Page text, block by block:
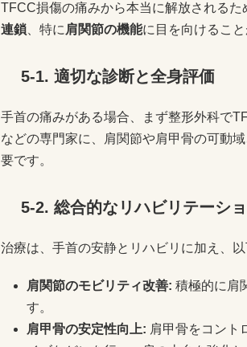
TFCC損傷の痛みから本当に解放されるた
連鎖、特に肩関節の機能に目を向けること
5-1. 適切な診断と全身評価
手首の痛みがある場合、まず整形外科で
などの専門家に、肩関節や肩甲骨の可動
要です。
5-2. 総合的なリハビリテーシ
治療は、手首の安静とリハビリに加え、
肩関節のモビリティ改善: 積極的に肩
す。
肩甲骨の安定性向上: 肩甲骨をコント